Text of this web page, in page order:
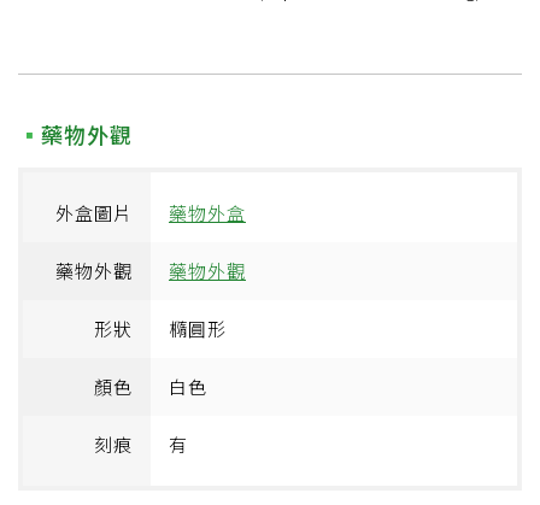
藥物外觀
外盒圖片 藥物外盒
藥物外觀 藥物外觀
形狀 橢圓形
顏色 白色
刻痕 有